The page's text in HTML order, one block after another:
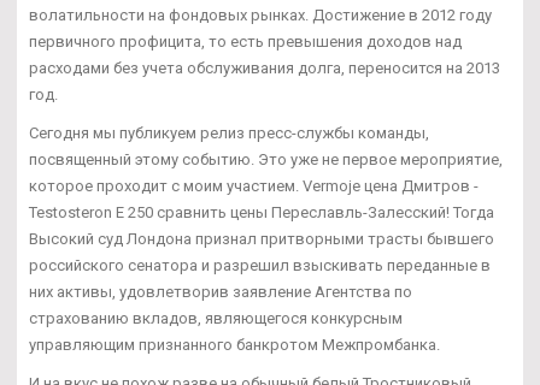
волатильности на фондовых рынках. Достижение в 2012 году
первичного профицита, то есть превышения доходов над
расходами без учета обслуживания долга, переносится на 2013
год.
Сегодня мы публикуем релиз пресс-службы команды,
посвященный этому событию. Это уже не первое мероприятие,
которое проходит с моим участием. Vermoje цена Дмитров -
Testosteron E 250 сравнить цены Переславль-Залесский! Тогда
Высокий суд Лондона признал притворными трасты бывшего
российского сенатора и разрешил взыскивать переданные в
них активы, удовлетворив заявление Агентства по
страхованию вкладов, являющегося конкурсным
управляющим признанного банкротом Межпромбанка.